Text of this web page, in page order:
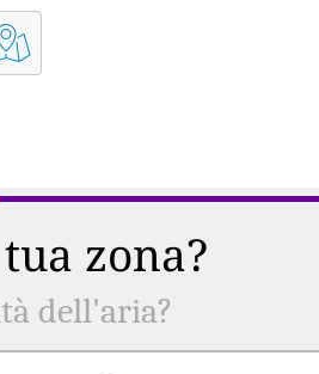
zona?
dell'aria?